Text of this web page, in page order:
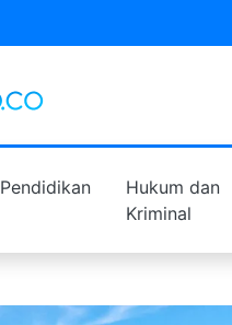
Pendidikan
Hukum dan
Kriminal